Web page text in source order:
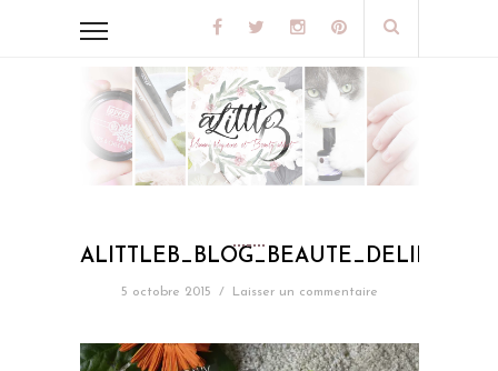
5 octobre 2015 / Laisser un commentaire